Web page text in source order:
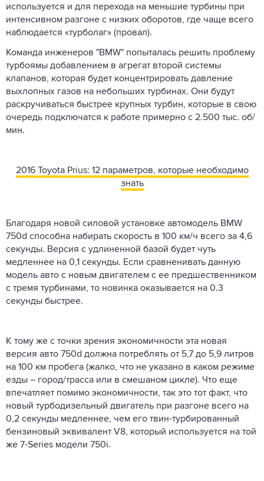
используется и для перехода на меньшие турбины при
интенсивном разгоне с низких оборотов, где чаще всего
наблюдается «турболаг» (провал).
Команда инженеров "BMW" попыталась решить проблему
турбоямы добавлением в агрегат второй системы
клапанов, которая будет концентрировать давление
выхлопных газов на небольших турбинах. Они будут
раскручиваться быстрее крупных турбин, которые в свою
очередь подключатся к работе примерно с 2.500 тыс. об/
мин.
2016 Toyota Prius: 12 параметров, которые необходимо
знать
Благодаря новой силовой установке автомодель BMW
750d способна набирать скорость в 100 км/ч всего за 4,6
секунды. Версия с удлиненной базой будет чуть
медленнее на 0,1 секунды. Если сравненивать данную
модель авто с новым двигателем с ее предшественником
с тремя турбинами, то новинка оказывается на 0.3
секунды быстрее.
К тому же с точки зрения экономичности эта новая
версия авто 750d должна потреблять от 5,7 до 5,9 литров
на 100 км пробега (жалко, что не указано в каком режиме
езды – город/трасса или в смешаном цикле). Что еще
впечатляет помимо экономичности, так это тот факт, что
новый турбодизельный двигатель при разгоне всего на
0,2 секунды медленнее, чем его твин-турбированный
бензиновый эквивалент V8, который используется на той
же 7-Series модели 750i.